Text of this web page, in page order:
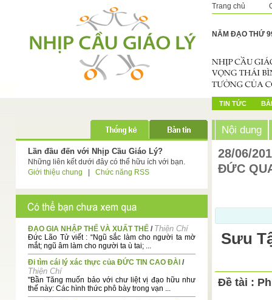
Trang chủ
NĂM ĐẠO THỨ
TIN TỨC
Lần đầu đến với Nhịp Cầu Giáo Lý?
Những liên kết dưới đây có thể hữu ích với bạn.
Giới thiệu chung
Chức năng RSS
ĐẠO GIA NHẬP THẾ VÀ XUẤT THẾ / Thiện Chí
Đức Lão Tử viết : “Ngũ sắc làm cho người ta mờ
mắt; ngũ âm làm cho người ta ù tai; ...
Đi tìm cái lý xác thực của ĐỨC TIN CAO ĐÀI /
Thiện Chí
"Bần Tăng muốn bảo với chư liệt vị đạo hữu như
thế này: Các hình thức phô bày trong vạn ...
Nội dung
28/06/
ĐỨC
Sưu
Đề tài :